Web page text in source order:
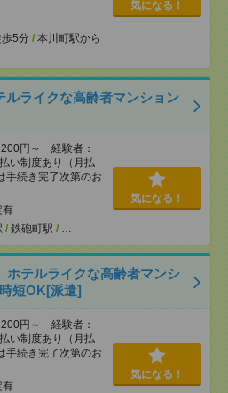
5分 / 本川町駅から
気になる！
ルライクな高齢者マンション
円～ 経験者：
い制度あり（月払
手続き完了次第のお
有
/ 鉄砲町駅 / …
気になる！
ホテルライクな高齢者マンシ
短OK[派遣]
円～ 経験者：
い制度あり（月払
手続き完了次第のお
有
気になる！